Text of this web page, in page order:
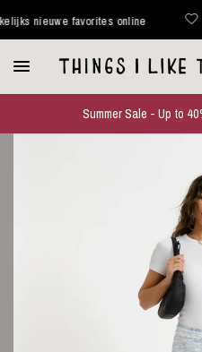
nieuwe favorites online
Summer Sale - Up to